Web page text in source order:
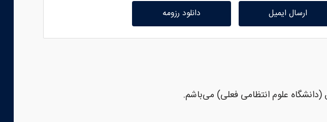
ارسال ایمیل دانلود رزومه